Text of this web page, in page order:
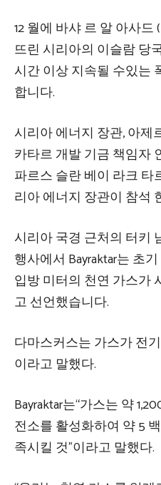
12 월에 바샤 르 알 아사드
뜨린 시리아의 이슬람 당
시간 이상 지속될 수있는
합니다.
시리아 에너지 장관, 아
카타르 개발 기금 책임자
파르스 슬란 베이 라크 타
리아 에너지 장관이 참석
시리아 국경 근처의 터키
행사에서 Bayraktar는 초
입방 미터의 천연 가스가
고 선언했습니다.
다마스커스는 가스가 전
이라고 말했다.
Bayraktar는“가스는 약
전소를 활성화하여 약 5
족시킬 것”이라고 말했다.